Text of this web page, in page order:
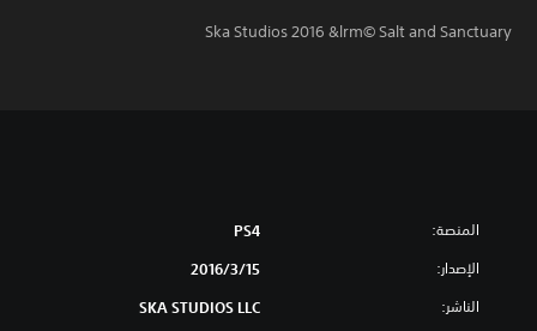
Ska Studios 2016 &lrm© Salt and Sanctuary
المنصة: PS4
الإصدار: 15‏/3‏/2016
الناشر: SKA STUDIOS LLC